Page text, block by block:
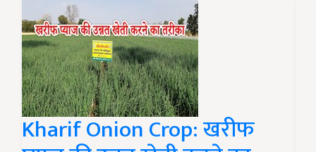
Kharif Onion Crop: खरीफ